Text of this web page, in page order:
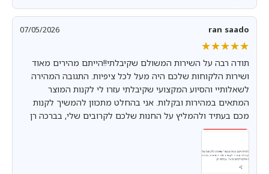
ran saado
07/05/2026
★★★★★
★★★★★
תודה רבה על השירות המשולם שקיבלתי!!הייתם מהירים מאוד
ושירות הלקוחות שלכם היה מעל לכל ציפיות. התגובה המהירה
לשאלותיי והסיוע המקצועי שקיבלתי עזרו לי לקנות המוצר
המתאים במהירות ובקלות. אני בהחלט מתכוון להמשיך לקנות
מכם בעתיד ולהמליץ על החנות שלכם לקרובים שלי, בברכה רן